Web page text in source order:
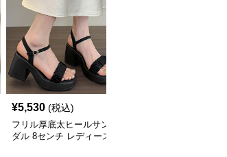
¥5,530 (税込)
フリル厚底太ヒールサン
ダル 8センチ レディース